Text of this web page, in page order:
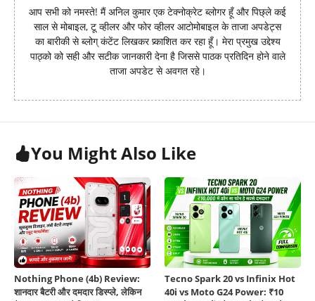
आप सभी को नमस्ते! मैं अनिल कुमार एक टेक्नोक्रेट ब्लोगर हूँ और पिछ्ले कई
साल से मोबाइल, टू व्हीलर और फोर व्हीलर आटोमोबाइल के ताजा अपडेट्स
का बारीकी से ब्लोग् कंटेंट लिखकर प्र्काशित कर रहा हूँ। मेरा प्रमुख उद्देश्य
पाठ्को को सही और सटीक जानकारी देना है जिससे पाठक प्रतिदिन होने वाले
ताजा अपडेट से अवगत रहे।
You Might Also Like
Nothing Phone (4b) Review:
शानदार बैटरी और दमदार डिस्प्ले, लेकिन
Tecno Spark 20 vs Infinix Hot
40i vs Moto G24 Power: ₹10